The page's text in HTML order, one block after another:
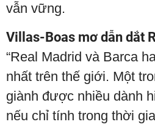
vẫn vững.
Villas-Boas mơ dẫn dắt
“Real Madrid và Barca
nhất trên thế giới. Một
giành được nhiều dành
nếu chỉ tính trong thời